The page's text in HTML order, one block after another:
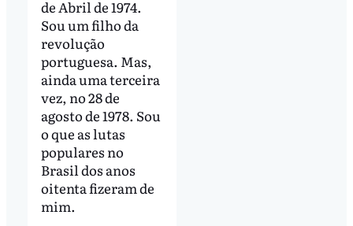
de Abril de 1974.
Sou um filho da
revolução
portuguesa. Mas,
ainda uma terceira
vez, no 28 de
agosto de 1978. Sou
o que as lutas
populares no
Brasil dos anos
oitenta fizeram de
mim.